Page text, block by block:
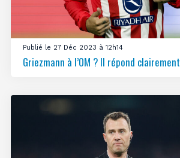
Publié le 27 Déc 2023 à 12h14
Griezmann à l’OM ? Il répond clairement